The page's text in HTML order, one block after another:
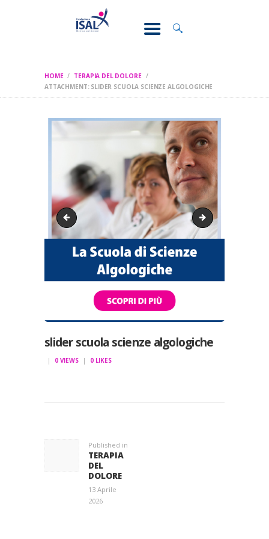
HOME
TERAPIA DEL DOLORE
ATTACHMENT: SLIDER SCUOLA SCIENZE ALGOLOGICHE
CONOSCI IL
DOLORE
RICERCA
CHI SIAMO
slider ricerca slider second
slider scuola scienze algologiche
0 VIEWS 0 LIKES
Published in
TERAPIA
DEL
DOLORE
13 Aprile
2026